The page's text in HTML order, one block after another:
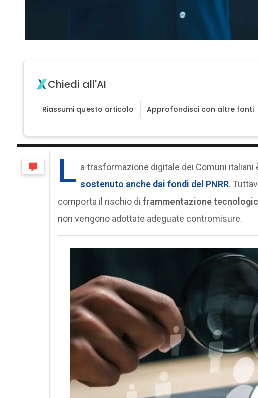
Chiedi all'AI
Riassumi questo articolo Approfondisci con altre fonti
L a trasformazione digitale dei Comuni
sostenuto anche dai fondi del PNRR.
comporta il rischio di frammentazione
non vengono adottate adeguate contromisure​.